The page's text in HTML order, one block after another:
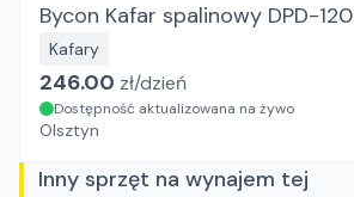
Bycon Kafar spalinowy DPD-120
Kafary
246.00 zł/dzień
Dostępność aktualizowana na żywo
Olsztyn
Inny sprzęt na wynajem tej